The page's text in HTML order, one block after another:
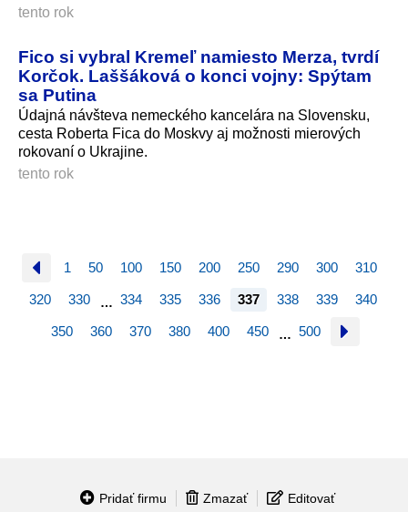
tento rok
Fico si vybral Kremeľ namiesto Merza, tvrdí
Korčok. Laššáková o konci vojny: Spýtam
sa Putina
Údajná návšteva nemeckého kancelára na Slovensku,
cesta Roberta Fica do Moskvy aj možnosti mierových
rokovaní o Ukrajine.
tento rok
1 50 100 150 200 250 290 300 310
320 330 … 334 335 336 337 338 339 340
350 360 370 380 400 450 … 500
Pridať firmu Zmazať
Editovať